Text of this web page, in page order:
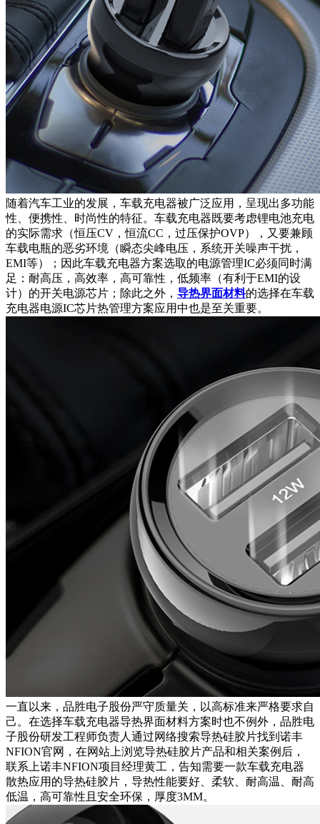
随着汽车工业的发展，车载充电器被广泛应用，呈现出多功能
性、便携性、时尚性的特征。车载充电器既要考虑锂电池充电
的实际需求（恒压CV，恒流CC，过压保护OVP），又要兼顾
车载电瓶的恶劣环境（瞬态尖峰电压，系统开关噪声干扰，
EMI等）；因此车载充电器方案选取的电源管理IC必须同时满
足：耐高压，高效率，高可靠性，低频率（有利于EMI的设
计）的开关电源芯片；除此之外， 导热界面材料的选择在车载
充电器电源IC芯片热管理方案应用中也是至关重要。
一直以来，品胜电子股份严守质量关，以高标准来严格要求自
己。在选择车载充电器导热界面材料方案时也不例外，品胜电
子股份研发工程师负责人通过网络搜索导热硅胶片找到诺丰
NFION官网，在网站上浏览导热硅胶片产品和相关案例后，
联系上诺丰NFION项目经理黄工，告知需要一款车载充电器
散热应用的导热硅胶片，导热性能要好、柔软、耐高温、耐高
低温，高可靠性且安全环保，厚度3MM。